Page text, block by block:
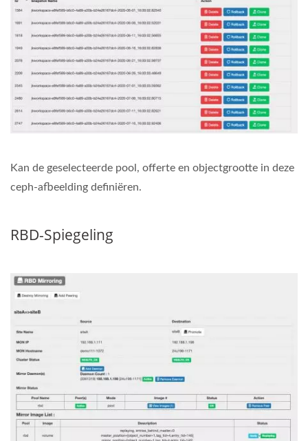
Kan de geselecteerde pool, offerte en objectgrootte in deze
ceph-afbeelding definiëren.
RBD-Spiegeling